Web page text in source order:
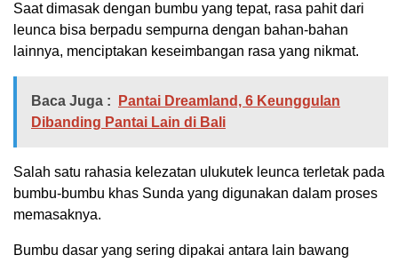
Saat dimasak dengan bumbu yang tepat, rasa pahit dari
leunca bisa berpadu sempurna dengan bahan-bahan
lainnya, menciptakan keseimbangan rasa yang nikmat.
Baca Juga :
Pantai Dreamland, 6 Keunggulan
Dibanding Pantai Lain di Bali
Salah satu rahasia kelezatan ulukutek leunca terletak pada
bumbu-bumbu khas Sunda yang digunakan dalam proses
memasaknya.
Bumbu dasar yang sering dipakai antara lain bawang